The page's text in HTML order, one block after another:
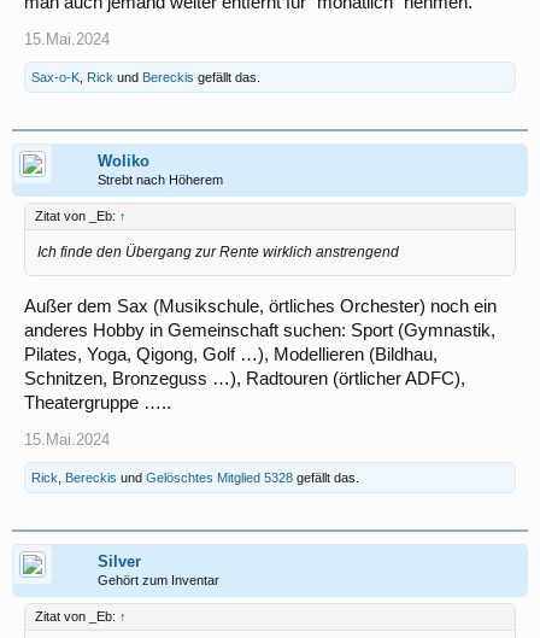
15.Mai.2024
Sax-o-K Rick und Bereckis gefällt das.
Woliko
Strebt nach Höherem
Zitat von _Eb: ↑
Ich finde den Übergang zur Rente wirklich anstrengend
Außer dem Sax (Musikschule, örtliches Orchester) noch ein
anderes Hobby in Gemeinschaft suchen: Sport (Gymnastik,
Pilates, Yoga, Qigong, Golf …), Modellieren (Bildhau,
Schnitzen, Bronzeguss …), Radtouren (örtlicher ADFC),
Theatergruppe …..
15.Mai.2024
Rick Bereckis und Gelöschtes Mitglied 5328 gefällt das.
Silver
Gehört zum Inventar
Zitat von _Eb: ↑